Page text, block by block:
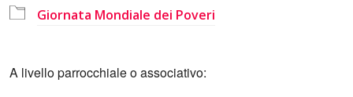
Giornata Mondiale dei Poveri
A livello parrocchiale o associativo: